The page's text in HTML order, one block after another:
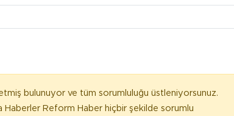
bulunuyor ve tüm sorumluluğu üstleniyorsunuz.
Haberler Reform Haber hiçbir şekilde sorumlu